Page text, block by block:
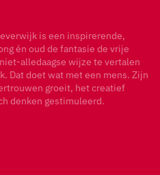
is een inspirerende,
én oud de fantasie de vrije
alledaagse wijze te vertalen
Dat doet wat met een mens. Zijn
groeit, het creatief
denken gestimuleerd.